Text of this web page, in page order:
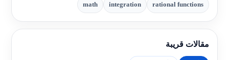
rational functions
integration
math
مقالات قريبة